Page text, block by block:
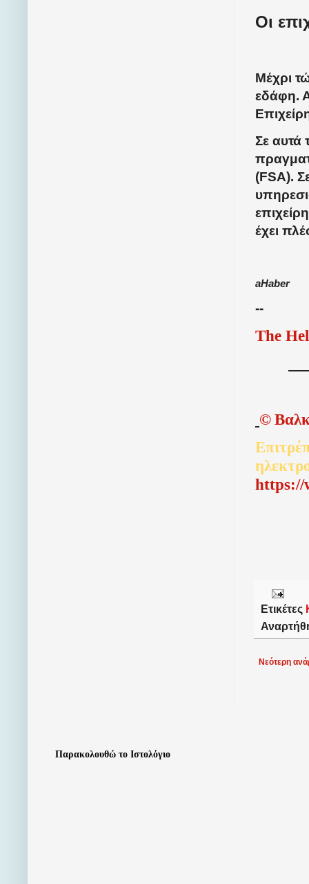
Οι
Μέχρι
εδάφη.
Σε αυτά
(FSA).
έχει
aHaber
--
The
©
https://
Ετικέτες
Νεότερη
Παρακολουθώ το Ιστολόγιο